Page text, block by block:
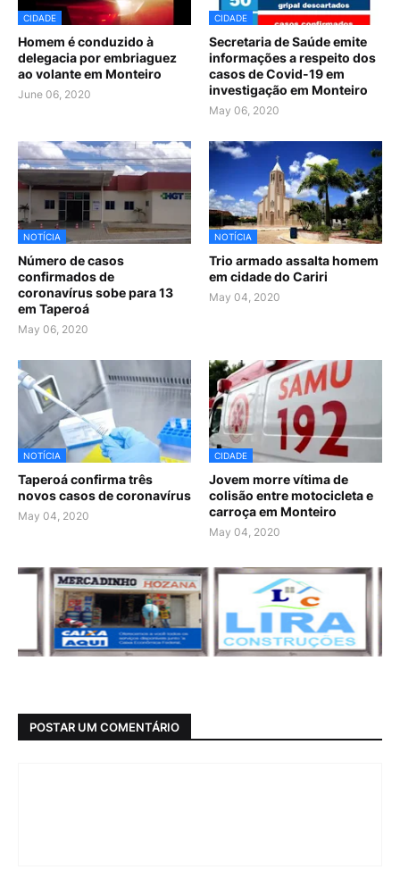
CIDADE
Homem é conduzido à
delegacia por embriaguez
ao volante em Monteiro
June 06, 2020
CIDADE
Secretaria de Saúde emite
informações a respeito dos
casos de Covid-19 em
investigação em Monteiro
May 06, 2020
NOTÍCIA
Número de casos
confirmados de
coronavírus sobe para 13
em Taperoá
May 06, 2020
NOTÍCIA
Trio armado assalta homem
em cidade do Cariri
May 04, 2020
NOTÍCIA
Taperoá confirma três
novos casos de coronavírus
May 04, 2020
CIDADE
Jovem morre vítima de
colisão entre motocicleta e
carroça em Monteiro
May 04, 2020
POSTAR UM COMENTÁRIO